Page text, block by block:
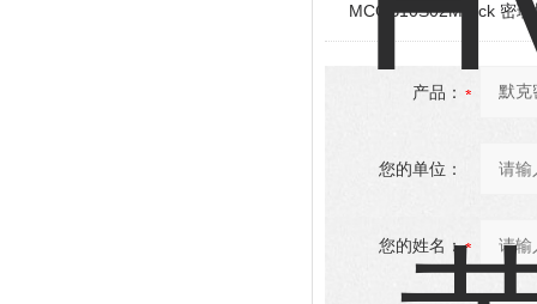
MCGB10S02Merck 密
产品：
您的单位：
您的姓名：